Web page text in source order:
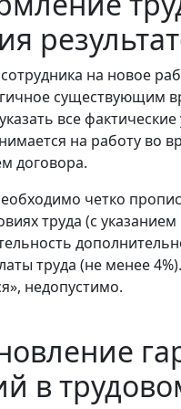
на новое
существующим
все
на работу во
договора.
четко
труда (с
труда (не менее
недопустимо.
в